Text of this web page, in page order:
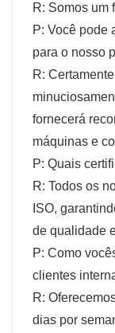
R: Somos um
P: Você pode
para o nosso
R:
fornecerá
máquinas e
P: Quais
R: Todos os
ISO,
de qualidade
P: Como
clientes
R:
dias por